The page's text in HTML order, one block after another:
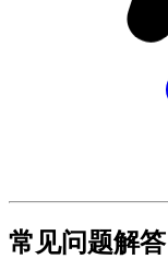
常见问题解答